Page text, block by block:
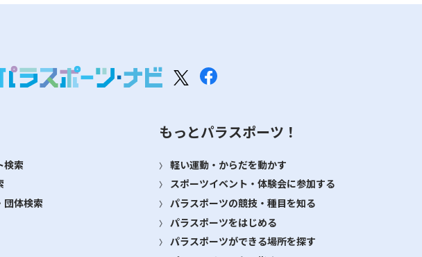
検索
団体検索
もっとパラスポーツ！
軽い運動・からだを動かす
スポーツイベント・体験会に参加する
パラスポーツの競技・種目を知る
パラスポーツをはじめる
パラスポーツができる場所を探す